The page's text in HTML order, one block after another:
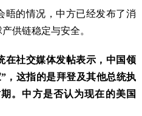
晤的情况，中方已经发布了消
供链稳定与安全。
在社交媒体发帖表示，中国领
，这指的是拜登及其他总统执
。中方是否认为现在的美国